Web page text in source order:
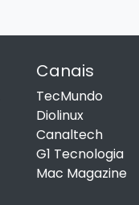
Canais
TecMundo
Diolinux
Canaltech
G1 Tecnologia
Mac Magazine